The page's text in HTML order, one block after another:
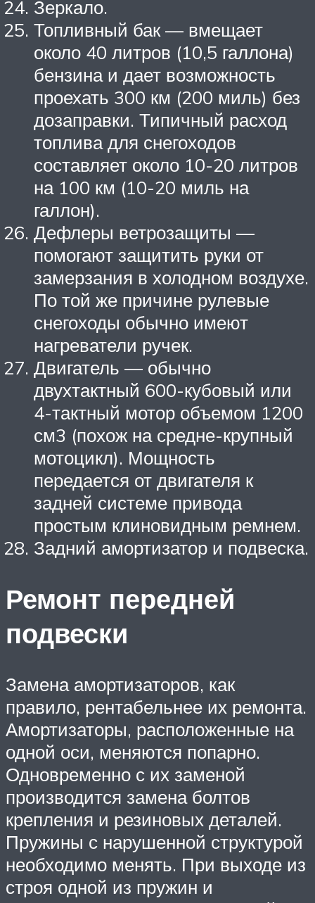
Зеркало.
Топливный бак — вмещает
около 40 литров (10,5 галлона)
бензина и дает возможность
проехать 300 км (200 миль) без
дозаправки. Типичный расход
топлива для снегоходов
составляет около 10-20 литров
на 100 км (10-20 миль на
галлон).
Дефлеры ветрозащиты —
помогают защитить руки от
замерзания в холодном воздухе.
По той же причине рулевые
снегоходы обычно имеют
нагреватели ручек.
Двигатель — обычно
двухтактный 600-кубовый или
4-тактный мотор объемом 1200
см3 (похож на средне-крупный
мотоцикл). Мощность
передается от двигателя к
задней системе привода
простым клиновидным ремнем.
Задний амортизатор и подвеска.
Ремонт передней
подвески
Замена амортизаторов, как
правило, рентабельнее их ремонта.
Амортизаторы, расположенные на
одной оси, меняются попарно.
Одновременно с их заменой
производится замена болтов
крепления и резиновых деталей.
Пружины с нарушенной структурой
необходимо менять. При выходе из
строя одной из пружин и